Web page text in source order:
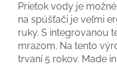
Prietok vody je
na spúšťači je veľmi
ruky. S integrovanou
mrazom. Na tento
trvaní 5 rokov. Made